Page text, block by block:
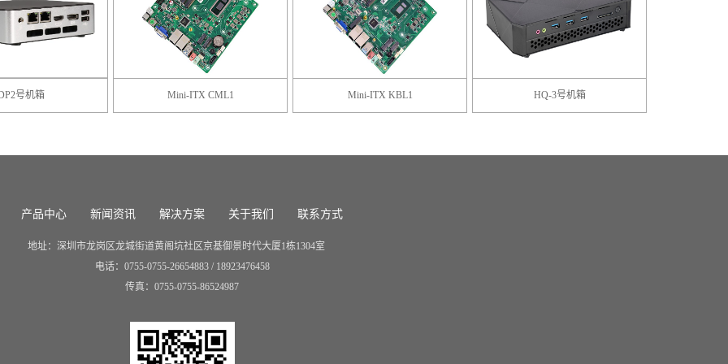
机箱 Mini-ITX CML1 Mini-ITX KBL1 HQ-3号机箱
产品中心 新闻资讯 解决方案 关于我们 联系方式
地址： 深圳市龙岗区龙城街道黄阁坑社区京基御景时代大厦1栋1304室
电话： 0755-0755-26654883 / 18923476458
传真： 0755-0755-86524987